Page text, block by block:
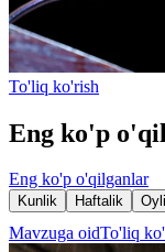
To'liq ko'rish
Eng ko'p
Eng ko'p o'qilganlar
Kunlik Haftalik
Mavzuga oidTo'liq